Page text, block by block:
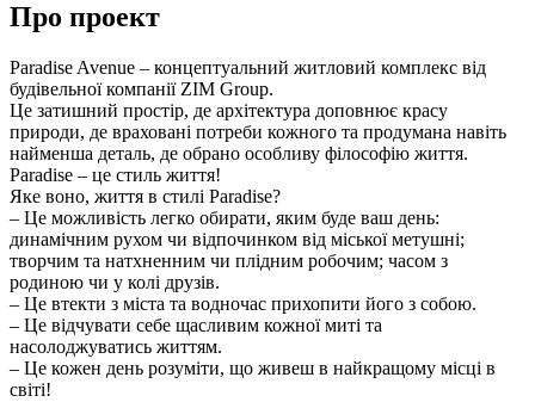
Про проект
Paradise Avenue – концептуальний житловий комплекс від
будівельної компанії ZIM Group.
Це затишний простір, де архітектура доповнює красу
природи, де враховані потреби кожного та продумана навіть
найменша деталь, де обрано особливу філософію життя.
Paradise – це стиль життя!
Яке воно, життя в стилі Paradise?
– Це можливість легко обирати, яким буде ваш день:
динамічним рухом чи відпочинком від міської метушні;
творчим та натхненним чи плідним робочим; часом з
родиною чи у колі друзів.
– Це втекти з міста та водночас прихопити його з собою.
– Це відчувати себе щасливим кожної миті та
насолоджуватись життям.
– Це кожен день розуміти, що живеш в найкращому місці в
світі!